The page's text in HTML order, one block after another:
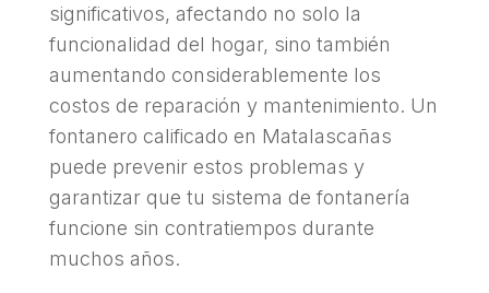
significativos, afectando no solo la
funcionalidad del hogar, sino también
aumentando considerablemente los
costos de reparación y mantenimiento. Un
fontanero calificado en Matalascañas
puede prevenir estos problemas y
garantizar que tu sistema de fontanería
funcione sin contratiempos durante
muchos años.